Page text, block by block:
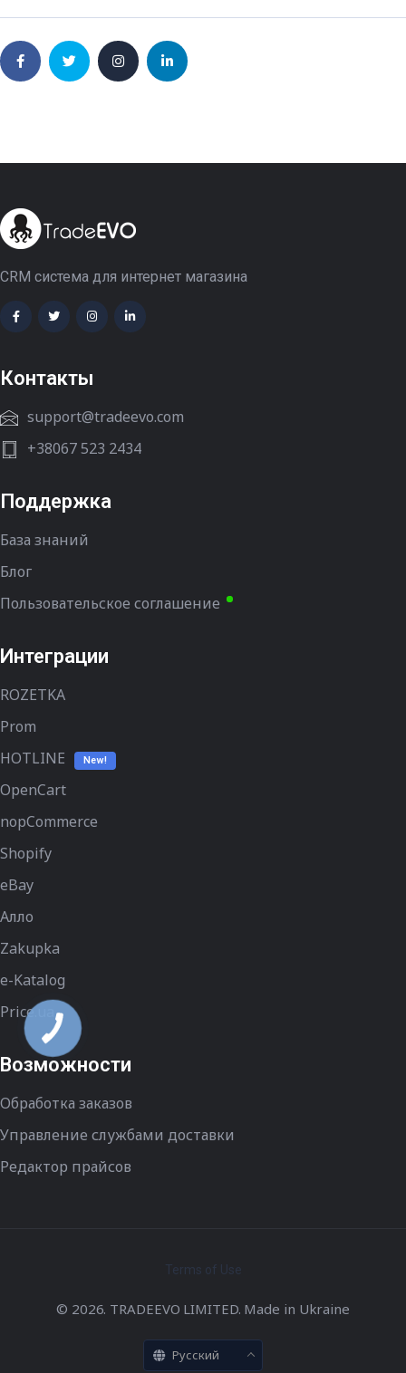
CRM система для интернет магазина
Контакты
support@tradeevo.com
+38067 523 2434
Поддержка
База знаний
Блог
Пользовательское соглашение
Интеграции
ROZETKA
Prom
HOTLINE
New!
OpenCart
nopCommerce
Shopify
eBay
Алло
Zakupka
e-Katalog
Price.ua
Возможности
Обработка заказов
Управление службами доставки
Редактор прайсов
Terms of Use
© 2026. TRADEEVO LIMITED. Made in Ukraine
Русский